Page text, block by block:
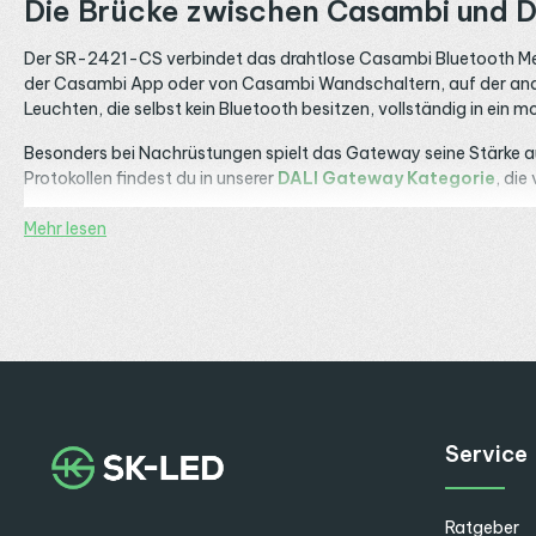
Die Brücke zwischen Casambi und
Der SR-2421-CS verbindet das drahtlose Casambi Bluetooth
der Casambi App oder von Casambi Wandschaltern, auf der
Leuchten, die selbst kein Bluetooth besitzen, vollständig in ein
Besonders bei Nachrüstungen spielt das Gateway seine Stärke
Protokollen findest du in unserer DALI Gateway Kategorie, die
Neun Profile per Casambi App
Integriertes DALI Bus Netzteil mit
Der SR-2421-CS hat ein integriertes DALI Bus Netzteil mit 50
Mehr lesen
Service
Ratgeber